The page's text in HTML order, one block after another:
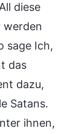
diese
werden
sage Ich,
das
dazu,
Satans.
ihnen,